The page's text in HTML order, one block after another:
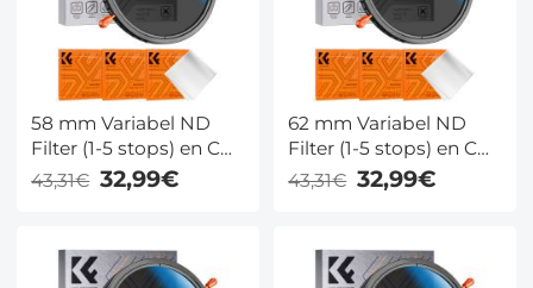
58 mm Variabel ND
Filter (1-5 stops) en CPL
Filter 2 in 1 voor
43,31€ 32,99€
62 mm Variabel ND
Filter (1-5 stops) en CPL
Filter 2 in 1 voor
43,31€ 32,99€